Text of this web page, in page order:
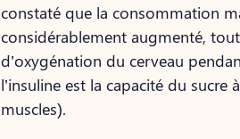
constaté que la consommation
considérablement augmenté,
d’oxygénation du cerveau
l’insuline est la capacité du
muscles).